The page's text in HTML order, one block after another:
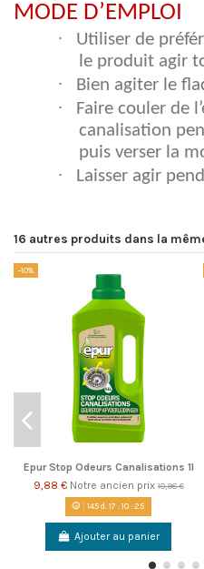
MODE D’EMPLOI
·
Utiliser de
le produit agir
· Bien agiter le
·
Faire couler de
canalisation
puis verser la
· Laisser agir
16 autres produits dans la
-10%
Epur Stop Odeurs Canalisations 1l
9,88 € Notre ancien prix10,98 €
145d. 17 :10:24
Ajouter au panier